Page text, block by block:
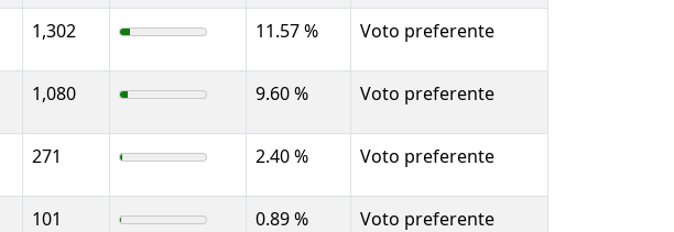
1,302 11.57 % Voto preferente
1,080 9.60 % Voto preferente
271 2.40 % Voto preferente
101 0.89 % Voto preferente